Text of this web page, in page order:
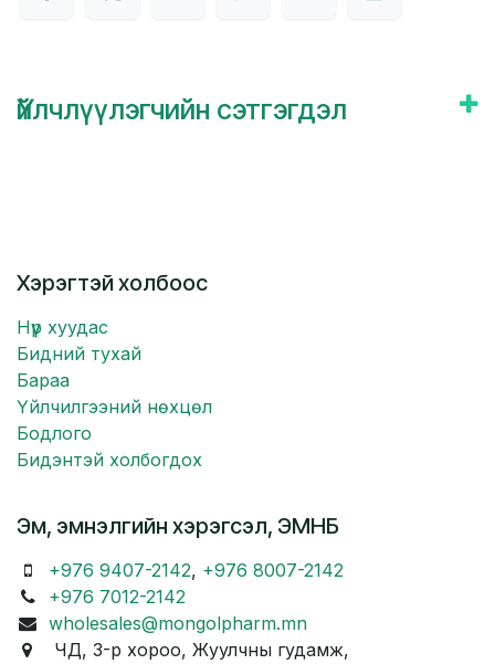
Үйлчлүүлэгчийн сэтгэгдэл
Хэрэгтэй холбоос
Нүүр хуудас
Бидний тухай
Бараа
Үйлчилгээний нөхцөл
Бодлого
Бидэнтэй холбогдох
Эм, эмнэлгийн хэрэгсэл, ЭМНБ
+976 9407-2142, +976 8007-2142
+976 7012-2142
wholesales@mongolpharm.mn
ЧД, 3-р хороо, Жуулчны гудамж,